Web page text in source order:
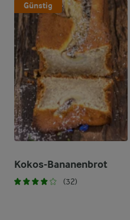
Günstig
Kokos-Bananenbrot
(32)